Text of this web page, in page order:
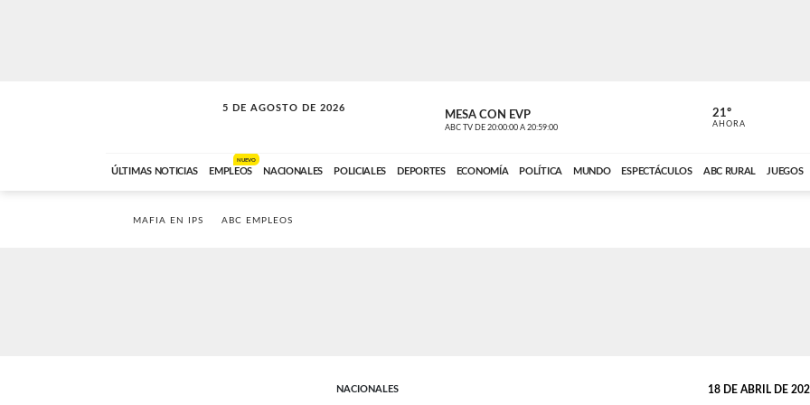
5 DE AGOSTO DE 2026
SOLO MÚSICA MESA CON EVP
ABC TV DE 20:00:00 A 20:59:00 ABC CARDINAL
21º
AHORA
ÚLTIMAS NOTICIAS EMPLEOS
NUEVO
NACIONALES POLICIALES DEPORTES ECONOMÍA POLÍTICA MUNDO ESPECTÁCULOS ABC RURAL JUEGOS
MAFIA EN IPS ABC EMPLEOS
NACIONALES 18 DE ABRIL DE